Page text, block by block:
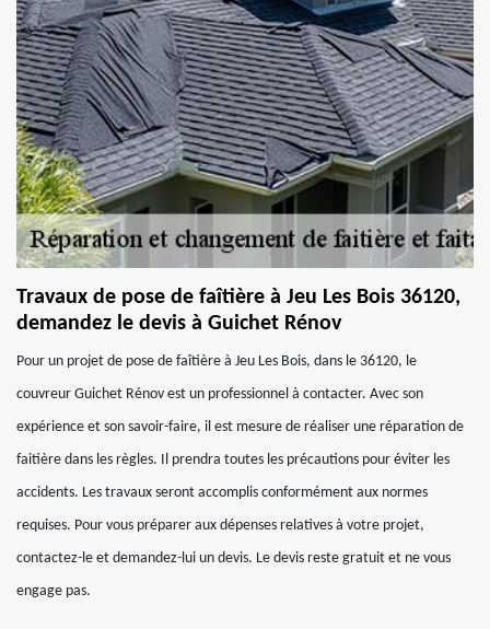
Travaux de pose de faîtière à Jeu Les Bois 36120,
demandez le devis à Guichet Rénov
Pour un projet de pose de faîtière à Jeu Les Bois, dans le 36120, le
couvreur Guichet Rénov est un professionnel à contacter. Avec son
expérience et son savoir-faire, il est mesure de réaliser une réparation de
faitière dans les règles. Il prendra toutes les précautions pour éviter les
accidents. Les travaux seront accomplis conformément aux normes
requises. Pour vous préparer aux dépenses relatives à votre projet,
contactez-le et demandez-lui un devis. Le devis reste gratuit et ne vous
engage pas.